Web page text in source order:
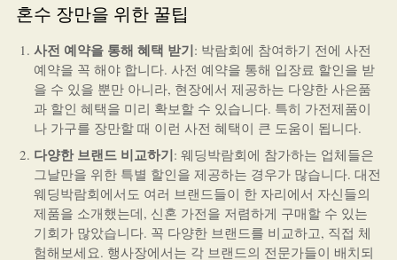
혼수 장만을 위한 꿀팁
사전 예약을 통해 혜택 받기: 박람회에 참여하기 전에 사전
예약을 꼭 해야 합니다. 사전 예약을 통해 입장료 할인을 받
을 수 있을 뿐만 아니라, 현장에서 제공하는 다양한 사은품
과 할인 혜택을 미리 확보할 수 있습니다. 특히 가전제품이
나 가구를 장만할 때 이런 사전 혜택이 큰 도움이 됩니다.
다양한 브랜드 비교하기: 웨딩박람회에 참가하는 업체들은
그날만을 위한 특별 할인을 제공하는 경우가 많습니다. 대전
웨딩박람회에서도 여러 브랜드들이 한 자리에서 자신들의
제품을 소개했는데, 신혼 가전을 저렴하게 구매할 수 있는
기회가 많았습니다. 꼭 다양한 브랜드를 비교하고, 직접 체
험해보세요. 행사장에서는 각 브랜드의 전문가들이 배치되